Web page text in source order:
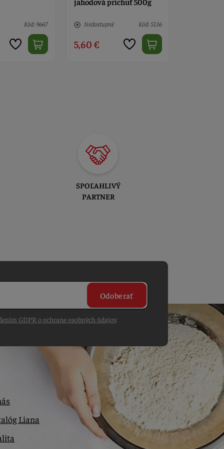
Kód: 5136 > 10 Kód: 11415
13,90 €
SPOĽAHLIVÝ
PARTNER
Odoberať
GDPR o ochrane osobných údajov.
Liana